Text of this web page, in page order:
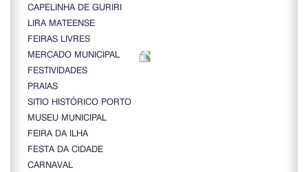
CAPELINHA DE GURIRI
LIRA MATEENSE
FEIRAS LIVRES
MERCADO MUNICIPAL
FESTIVIDADES
PRAIAS
SITIO HISTÓRICO PORTO
MUSEU MUNICIPAL
FEIRA DA ILHA
FESTA DA CIDADE
CARNAVAL